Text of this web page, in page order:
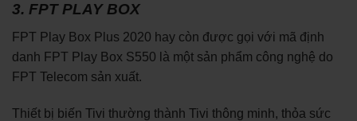
3. FPT PLAY BOX
FPT Play Box Plus 2020 hay còn được gọi với mã định
danh FPT Play Box S550 là một sản phẩm công nghệ do
FPT Telecom sản xuất.
Thiết bị biến Tivi thường thành Tivi thông minh, thỏa sức